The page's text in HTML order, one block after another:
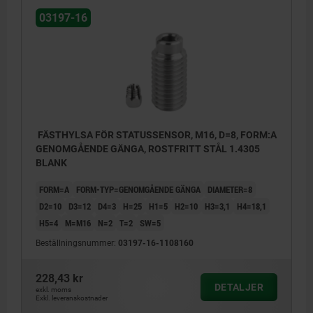
03197-16
FÄSTHYLSA FÖR STATUSSENSOR, M16, D=8, FORM:A
GENOMGÅENDE GÄNGA, ROSTFRITT STÅL 1.4305
BLANK
FORM=A FORM-TYP=GENOMGÅENDE GÄNGA
DIAMETER=8
D2=10
D3=12 D4=3 H=25 H1=5 H2=10 H3=3,1
H4=18,1
H5=4
M=M16 N=2 T=2 SW=5
Beställningsnummer: 03197-16-1108160
228,43 kr
exkl. moms
Exkl. leveranskostnader
DETALJER